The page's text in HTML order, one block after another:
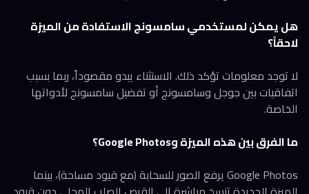
هل يمكن لمستخدمي سامسونج الاستفادة من الميزة
لاحقاً؟
لا توجد معلومات تؤكد ذلك. الاستثناء يبدو مقصوداً، ربما بسبب
اتفاقيات بين جوجل وسامسونج أو تفضيل سامسونج لأدواتها
الخاصة.
ما الفرق بين هذه الميزة وGoogle Photos؟
Google Photos يرفع الصور للسحابة (مع قيود مساحة)، بينما